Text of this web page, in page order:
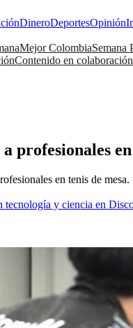
DineroDeportesOpinión
Mejor ColombiaSemana
Contenido en colaboración
profesionales
en tenis de mesa.
tecnología y ciencia en